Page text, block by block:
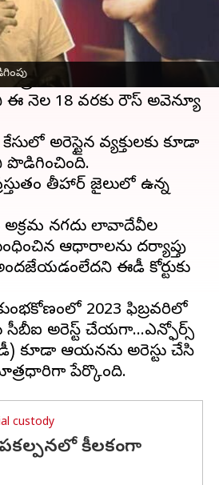
ఆమ్ ఆద్మీ పార్టీ (ఆప్)
మనీష్ సిసోడియా
ఈ నెల 18 వరకు రౌస్ అవెన్యూ
అరెస్టైన వ్యక్తులకు కూడా
పొడిగించింది.
తీహార్ జైలులో ఉన్న
నగదు లావాదేవీల
ఆధారాలను దర్యాప్తు
ఈడీ కోర్టుకు
2023 ఫిబ్రవరిలో
అరెస్ట్ చేయగా...ఎన్ఫోర్స్
కూడా ఆయనను అరెస్టు చేసి
custody
కీలకంగా